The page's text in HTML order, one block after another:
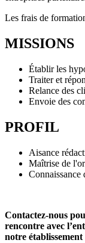
Les frais de
MISSIONS
Établir les
Traiter et
Relance des
Envoie des
PROFIL
Aisance
Maîtrise de
Connaissance
Contactez-nous
rencontre avec
notre établissement